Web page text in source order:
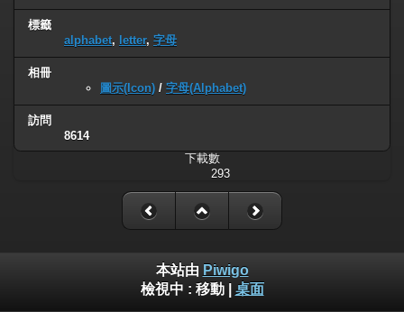
標籤
alphabet, letter, 字母
相冊
圖示(Icon) / 字母(Alphabet)
訪問
8614
下載數
293
本站由 Piwigo
檢視中 : 移動| 桌面